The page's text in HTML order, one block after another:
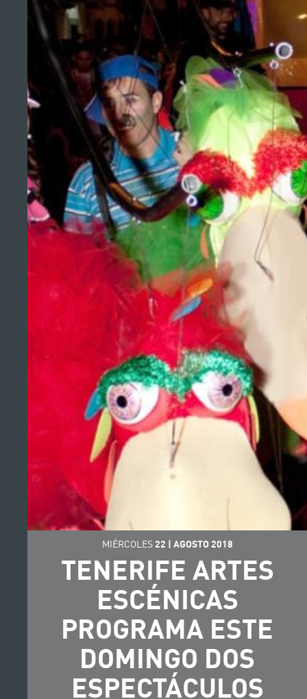
MIÉRCOLES 22 AGOSTO 2018
TENERIFE ARTES
ESCÉNICAS
PROGRAMA ESTE
DOMINGO DOS
ESPECTÁCULOS